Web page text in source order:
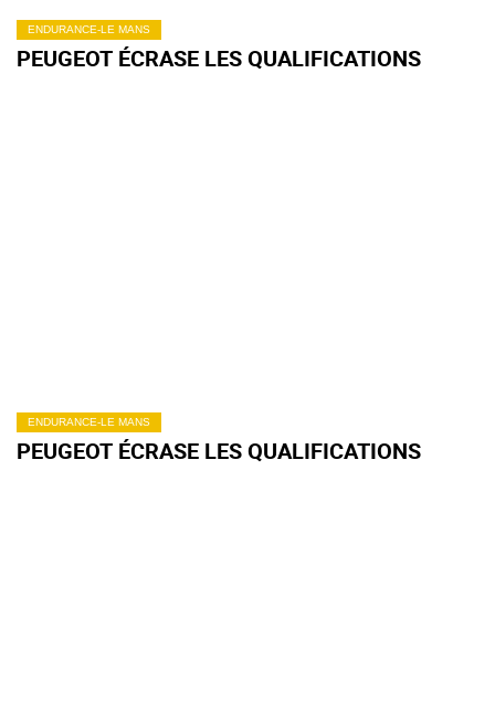
ENDURANCE-LE MANS
PEUGEOT ÉCRASE LES QUALIFICATIONS
ENDURANCE-LE MANS
PEUGEOT ÉCRASE LES QUALIFICATIONS